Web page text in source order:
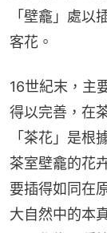
「壁龕」處以
客花。
16世紀末，主
得以完善，在
「茶花」是根
茶室壁龕的花
要插得如同在
大自然中的本